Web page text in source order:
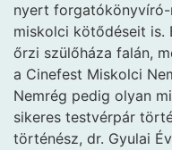
nyert forgatókönyvíró-
miskolci kötődéseit is.
őrzi szülőháza falán,
a Cinefest Miskolci
Nemrég pedig olyan
sikeres testvérpár
történész, dr. Gyulai